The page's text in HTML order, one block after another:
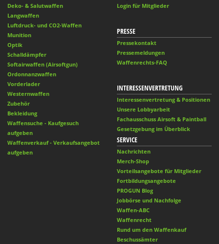
Deko- & Salutwaffen
Langwaffen
Luftdruck- und CO2-Waffen
Munition
Optik
Schalldämpfer
Softairwaffen (Airsoftgun)
Ordonnanzwaffen
Vorderlader
Westernwaffen
Zubehör
Bekleidung
Waffensuche - Kaufgesuch
aufgeben
Waffenverkauf - Verkaufsangebot
aufgeben
Login für Mitglieder
PRESSE
Pressekontakt
Pressemeldungen
Waffenrechts-FAQ
INTERESSENVERTRETUNG
Interessenvertretung & Positionen
Unsere Lobbyarbeit
Fachausschuss Airsoft & Paintball
Gesetzgebung im Überblick
SERVICE
Nachrichten
Merch-Shop
Vorteilsangebote für Mitglieder
Fortbildungsangebote
PROGUN Blog
Jobbörse und Nachfolge
Waffen-ABC
Waffenrecht
Rund um den Waffenkauf
Beschussämter